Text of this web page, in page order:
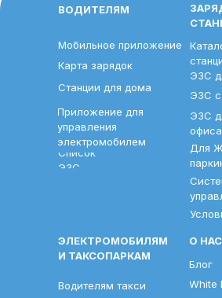
Мобильное приложение
Карта зарядок
Список
ЭЗС
Станции для дома
Приложение для
управления
электромобилем
ЭЗС
офиса
ЭЗС с
ЭЗС
Водителям такси
Блог
White
ВОДИТЕЛЯМ
О НАС
ЭЛЕКТРОМОБИЛЯМ
И ТАКСОПАРКАМ
Для